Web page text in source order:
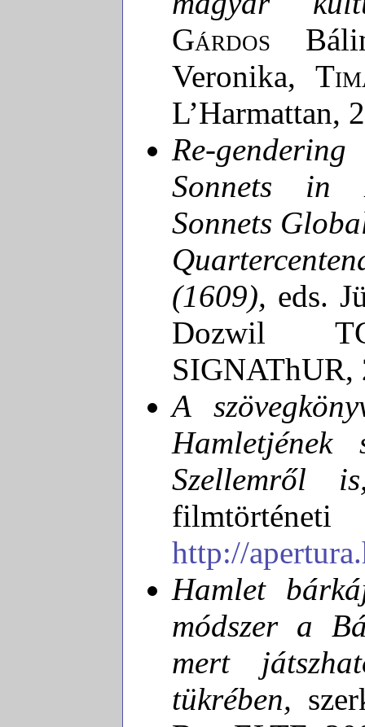
Gárdos
Veronika,
L’Harmattan,
Re-
Sonnets in
Sonnets
(1609), eds.
Dozwil
SIGNAThUR,
A
Hamletjének
Szellemről
http://
Hamlet
módszer a
mert
tükrében,